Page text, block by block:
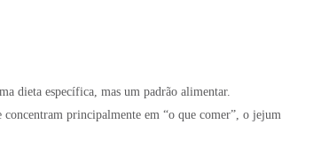
dieta específica, mas um padrão alimentar.
principalmente em “o que comer”, o jejum